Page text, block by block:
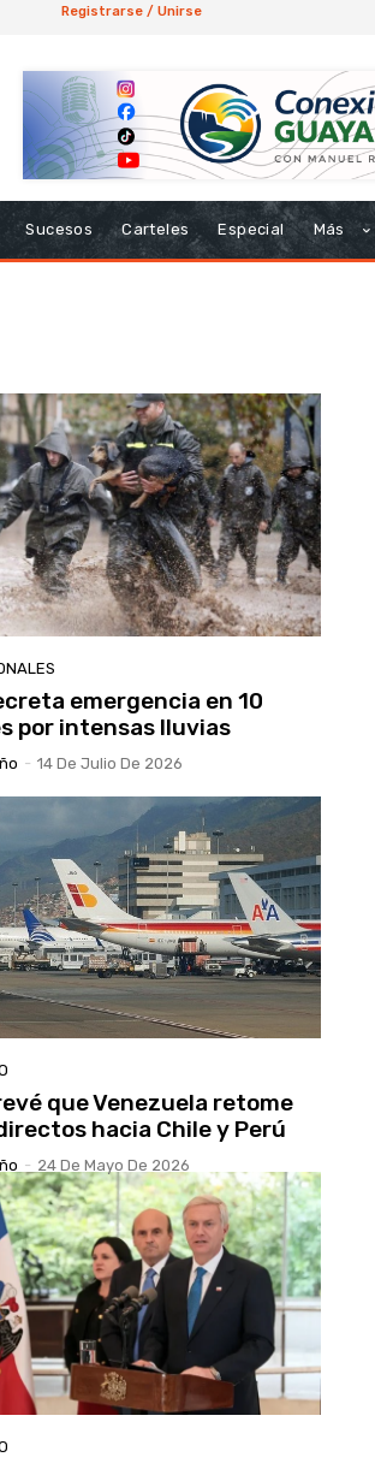
Registrarse / Unirse
Sucesos Carteles Especial Más
emergencia en 10
por intensas lluvias
- 14 De Julio De 2026
que Venezuela retome
hacia Chile y Perú
- 24 De Mayo De 2026